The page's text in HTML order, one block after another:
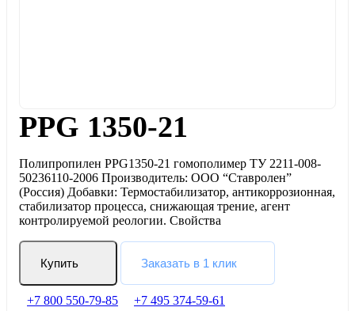
PPG 1350-21
Полипропилен PPG1350-21 гомополимер ТУ 2211-008-
50236110-2006 Производитель: ООО “Ставролен”
(Россия) Добавки: Термостабилизатор, антикоррозионная,
стабилизатор процесса, снижающая трение, агент
контролируемой реологии. Свойства
Купить Заказать в 1 клик
+7 800 550-79-85 +7 495 374-59-61